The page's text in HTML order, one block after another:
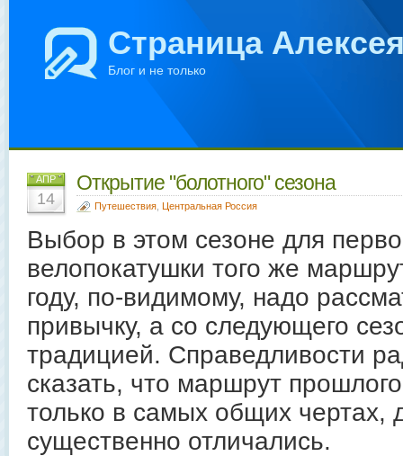
Страница
Блог и не только
АПР
14
Открытие "болотного" сезона
Путешествия Центральная Россия
Выбор в этом сезоне для
велопокатушки того же
году, по-видимому, надо
привычку, а со следующего
традицией. Справедливости
сказать, что маршрут
только в самых общих чертах,
существенно отличались.